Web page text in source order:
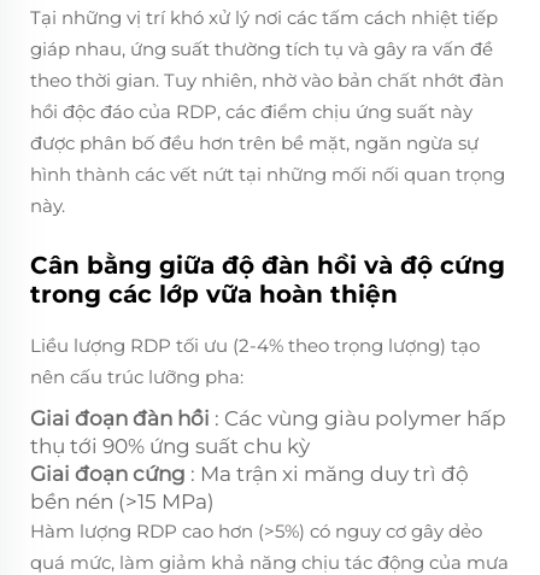
Tại những vị trí khó xử lý nơi các tấm cách nhiệt tiếp
giáp nhau, ứng suất thường tích tụ và gây ra vấn đề
theo thời gian. Tuy nhiên, nhờ vào bản chất nhớt đàn
hồi độc đáo của RDP, các điểm chịu ứng suất này
được phân bố đều hơn trên bề mặt, ngăn ngừa sự
hình thành các vết nứt tại những mối nối quan trọng
này.
Cân bằng giữa độ đàn hồi và độ cứng
trong các lớp vữa hoàn thiện
Liều lượng RDP tối ưu (2-4% theo trọng lượng) tạo
nên cấu trúc lưỡng pha:
Giai đoạn đàn hồi : Các vùng giàu polymer hấp
thụ tới 90% ứng suất chu kỳ
Giai đoạn cứng : Ma trận xi măng duy trì độ
bền nén (>15 MPa)
Hàm lượng RDP cao hơn (>5%) có nguy cơ gây dẻo
quá mức, làm giảm khả năng chịu tác động của mưa